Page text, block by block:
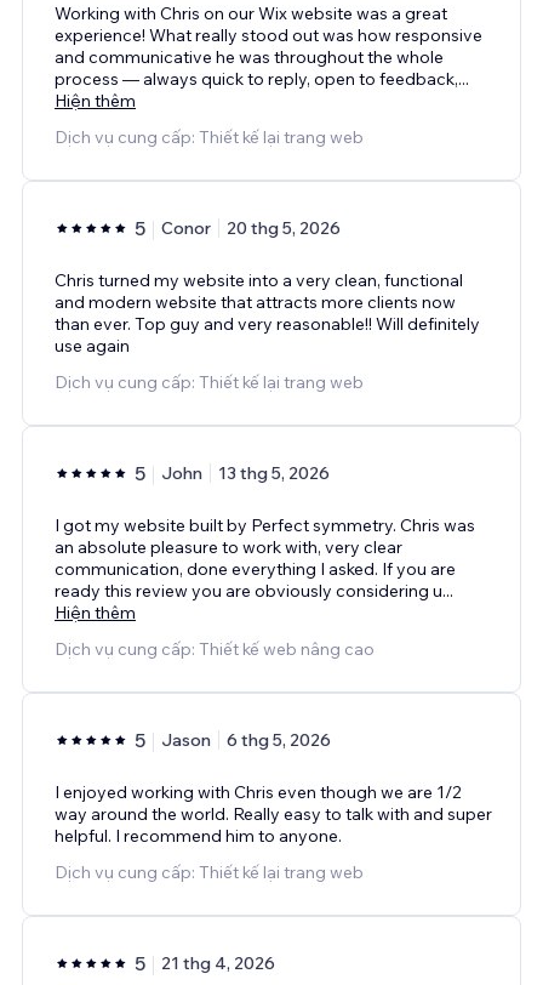
Working with Chris on our Wix website was a great
experience! What really stood out was how responsive
and communicative he was throughout the whole
process — always quick to reply, open to feedback,...
Hiện thêm
Dịch vụ cung cấp: Thiết kế lại trang web
5 Conor 20 thg 5, 2026
Chris turned my website into a very clean, functional
and modern website that attracts more clients now
than ever. Top guy and very reasonable!! Will definitely
use again
Dịch vụ cung cấp: Thiết kế lại trang web
5 John 13 thg 5, 2026
I got my website built by Perfect symmetry. Chris was
an absolute pleasure to work with, very clear
communication, done everything I asked. If you are
ready this review you are obviously considering u...
Hiện thêm
Dịch vụ cung cấp: Thiết kế web nâng cao
5 Jason 6 thg 5, 2026
I enjoyed working with Chris even though we are 1/2
way around the world. Really easy to talk with and super
helpful. I recommend him to anyone.
Dịch vụ cung cấp: Thiết kế lại trang web
5 21 thg 4, 2026